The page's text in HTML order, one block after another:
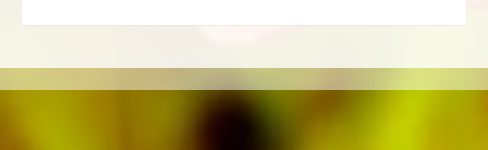
littérature dans d'autres formats tels que Brass
Orchestre Symphonique aussi bien que CDs et